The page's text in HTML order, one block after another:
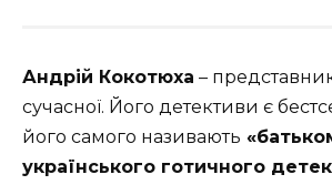
Андрій Кокотюха –
сучасної. Його детективи є
його самого називають
українського готичного